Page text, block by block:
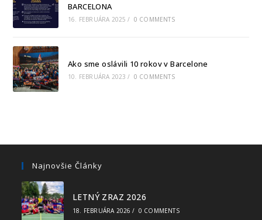
BARCELONA
16. FEBRUÁRA 2025 / 0 COMMENTS
Ako sme oslávili 10 rokov v Barcelone
10. FEBRUÁRA 2023 / 0 COMMENTS
Najnovšie Články
LETNÝ ZRAZ 2026
18. FEBRUÁRA 2026 / 0 COMMENTS